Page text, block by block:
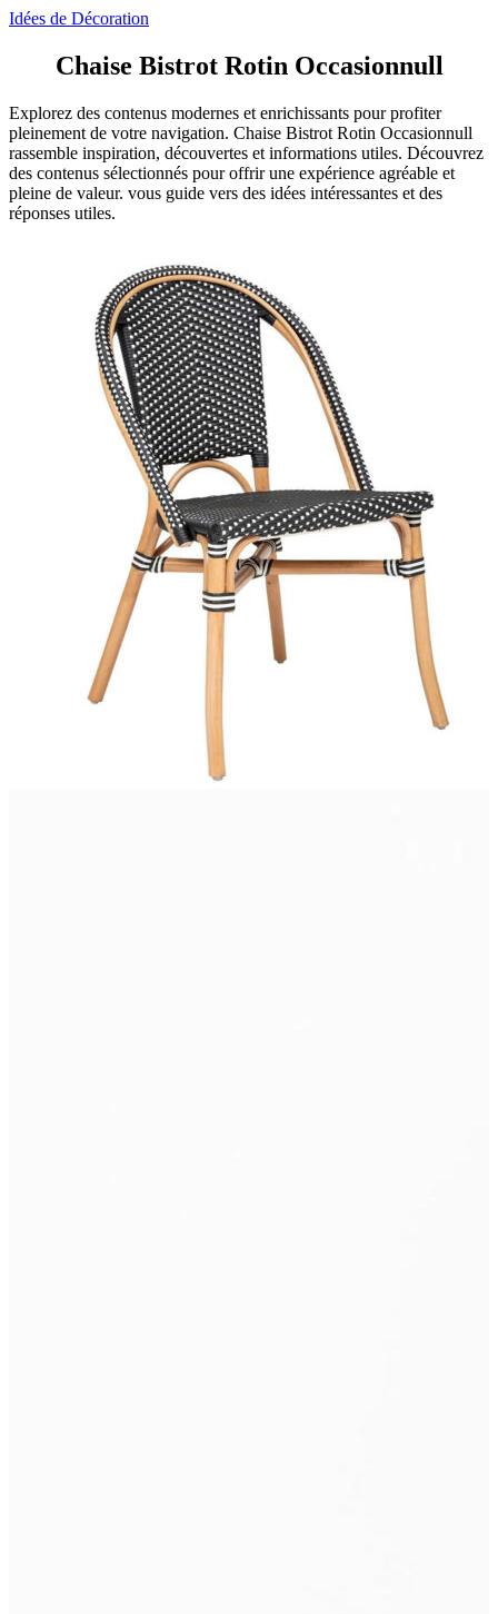
Idées de Décoration
Chaise Bistrot Rotin Occasionnull
Explorez des contenus modernes et enrichissants pour profiter
pleinement de votre navigation. Chaise Bistrot Rotin Occasionnull
rassemble inspiration, découvertes et informations utiles. Découvrez
des contenus sélectionnés pour offrir une expérience agréable et
pleine de valeur. vous guide vers des idées intéressantes et des
réponses utiles.